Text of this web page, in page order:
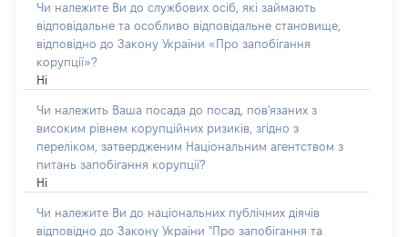
Чи належите Ви до службових осіб, які займають
відповідальне та особливо відповідальне становище,
відповідно до Закону України «Про запобігання
корупції»?
Ні
Чи належить Ваша посада до посад, пов'язаних з
високим рівнем корупційних ризиків, згідно з
переліком, затвердженим Національним агентством з
питань запобігання корупції?
Ні
Чи належите Ви до національних публічних діячів
відповідно до Закону України "Про запобігання та